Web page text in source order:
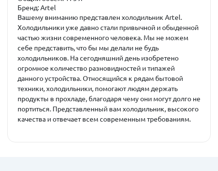
Бренд: Artel
Вашему вниманию представлен холодильник Artel.
Холодильники уже давно стали привычной и обыденной
частью жизни современного человека. Мы не можем
себе представить, что бы мы делали не будь
холодильников. На сегодняшний день изобретено
огромное количество разновидностей и типажей
данного устройства. Относящийся к рядам бытовой
техники, холодильники, помогают людям держать
продукты в прохладе, благодаря чему они могут долго не
портиться. Представленный вам холодильник, высокого
качества и отвечает всем современным требованиям.